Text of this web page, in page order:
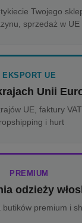
Twojego
sprzedaż w UE
EKSPORT UE
Unii
UE, faktury
i hurt
PREMIUM
odzieży
butików premium i